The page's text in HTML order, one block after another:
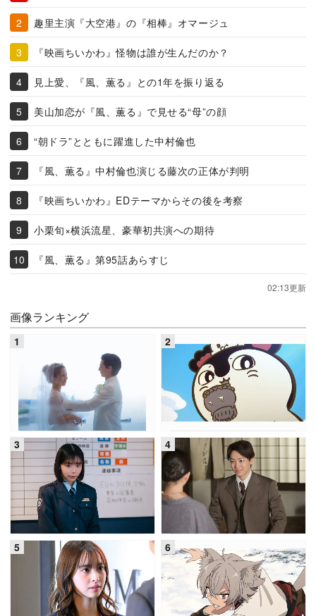
趣里主演『大空港』の『相棒』オマージュ
『映画ちいかわ』怪物は誰が生んだのか？
見上愛、『風、薫る』との1年を振り返る
美山加恋が『風、薫る』で見せる“母”の顔
“朝ドラ”とともに躍進した中村倫也
『風、薫る』中村倫也演じる藤次の正体が判明
『映画ちいかわ』EDテーマからその後を考察
小栗旬×横浜流星、豪華初共演への期待
『風、薫る』第95話あらすじ
02:13更新
画像ランキング